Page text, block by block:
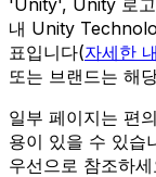
내 Unity
표입니다(자세한
또는 브랜드는 해
일부 페이지는 편
용이 있을 수 있습
우선으로 참조하세